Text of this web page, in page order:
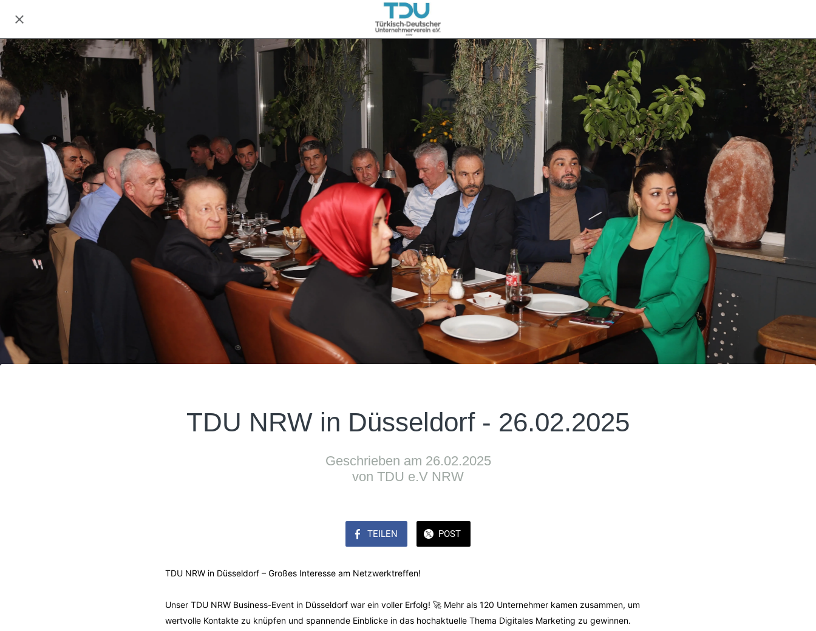
TDU NRW in Düsseldorf - 26.02.2025
Geschrieben am 26.02.2025
von TDU e.V NRW
TEILEN POST
TDU NRW in Düsseldorf – Großes Interesse am Netzwerktreffen!
Unser TDU NRW Business-Event in Düsseldorf war ein voller Erfolg! 🚀 Mehr als 120 Unternehmer kamen zusammen, um
wertvolle Kontakte zu knüpfen und spannende Einblicke in das hochaktuelle Thema Digitales Marketing zu gewinnen.